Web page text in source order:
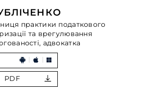
практики податкового
та врегулювання
адвокатка
PDF